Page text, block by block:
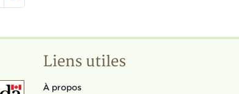
Liens utiles
À propos